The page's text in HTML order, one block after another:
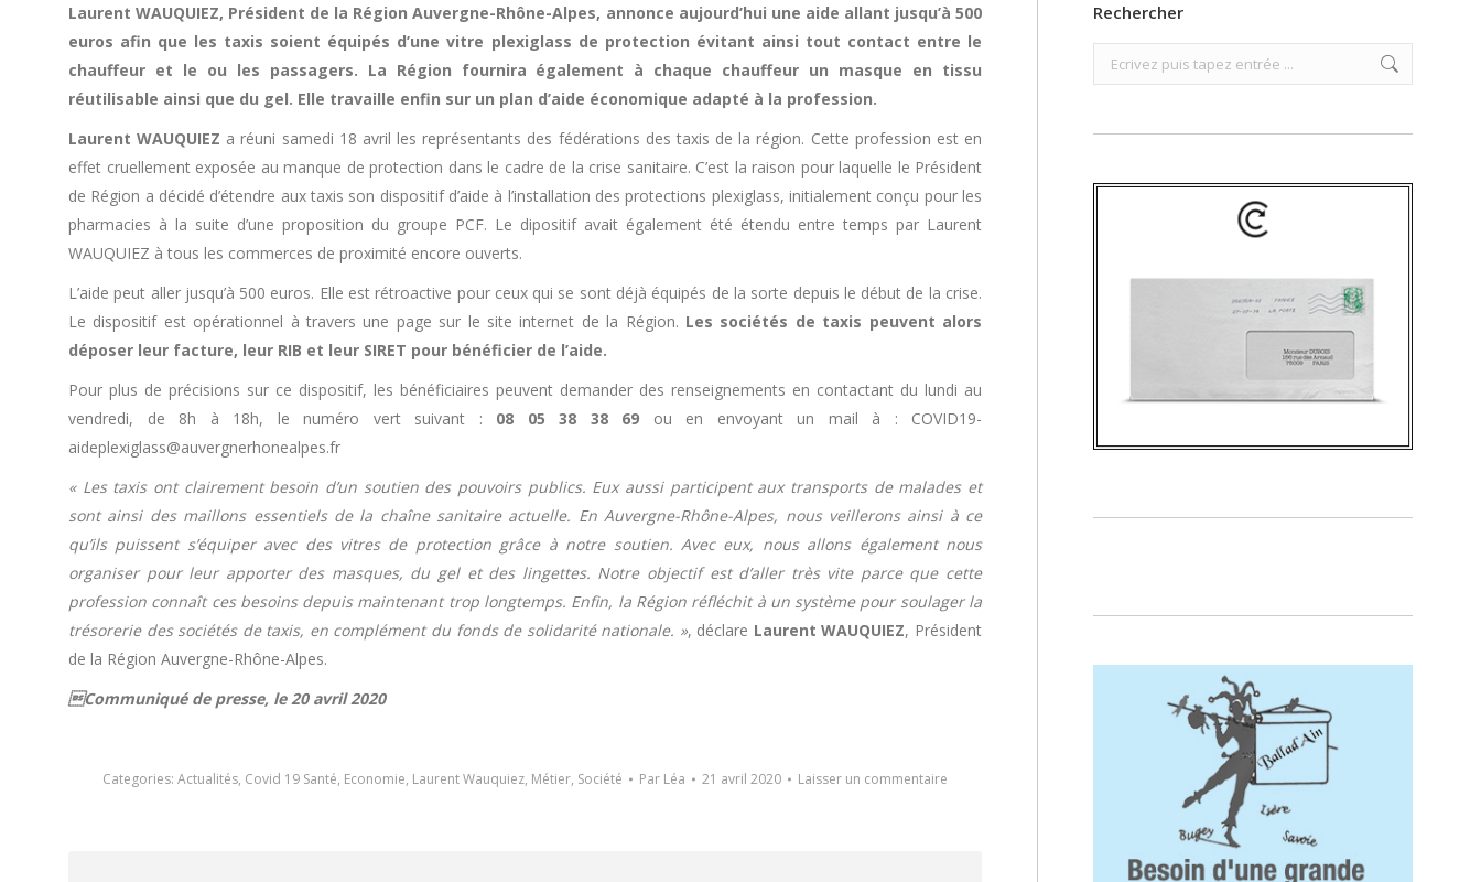
Laurent WAUQUIEZ, Président de la Région Auvergne-Rhône-Alpes, annonce aujourd’hui une aide allant jusqu’à 500
euros afin que les taxis soient équipés d’une vitre plexiglass de protection évitant ainsi tout contact entre le
chauffeur et le ou les passagers. La Région fournira également à chaque chauffeur un masque en tissu
réutilisable ainsi que du gel. Elle travaille enfin sur un plan d’aide économique adapté à la profession.
Laurent WAUQUIEZ a réuni samedi 18 avril les représentants des fédérations des taxis de la région. Cette profession est en
effet cruellement exposée au manque de protection dans le cadre de la crise sanitaire. C’est la raison pour laquelle le Président
de Région a décidé d’étendre aux taxis son dispositif d’aide à l’installation des protections plexiglass, initialement conçu pour les
pharmacies à la suite d’une proposition du groupe PCF. Le dipositif avait également été étendu entre temps par Laurent
WAUQUIEZ à tous les commerces de proximité encore ouverts.
L’aide peut aller jusqu’à 500 euros. Elle est rétroactive pour ceux qui se sont déjà équipés de la sorte depuis le début de la crise.
Le dispositif est opérationnel à travers une page sur le site internet de la Région. Les sociétés de taxis peuvent alors
déposer leur facture, leur RIB et leur SIRET pour bénéficier de l’aide.
Pour plus de précisions sur ce dispositif, les bénéficiaires peuvent demander des renseignements en contactant du lundi au
vendredi, de 8h à 18h, le numéro vert suivant : 08 05 38 38 69 ou en envoyant un mail à : COVID19-
aideplexiglass@auvergnerhonealpes.fr
« Les taxis ont clairement besoin d’un soutien des pouvoirs publics. Eux aussi participent aux transports de malades et
sont ainsi des maillons essentiels de la chaîne sanitaire actuelle. En Auvergne-Rhône-Alpes, nous veillerons ainsi à ce
qu’ils puissent s’équiper avec des vitres de protection grâce à notre soutien. Avec eux, nous allons également nous
organiser pour leur apporter des masques, du gel et des lingettes. Notre objectif est d’aller très vite parce que cette
profession connaît ces besoins depuis maintenant trop longtemps. Enfin, la Région réfléchit à un système pour soulager la
trésorerie des sociétés de taxis, en complément du fonds de solidarité nationale. », déclare Laurent WAUQUIEZ, Président
de la Région Auvergne-Rhône-Alpes.
Communiqué de presse, le 20 avril 2020
Categories: Actualités, Covid 19 Santé, Economie, Laurent Wauquiez, Métier, Société Par Léa 21 avril 2020 Laisser un commentaire
Rechercher
Search: